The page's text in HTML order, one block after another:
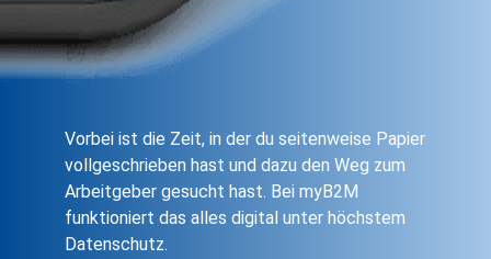
Vorbei ist die Zeit, in der du seitenweise Papier
vollgeschrieben hast und dazu den Weg zum
Arbeitgeber gesucht hast. Bei myB2M
funktioniert das alles digital unter höchstem
Datenschutz.